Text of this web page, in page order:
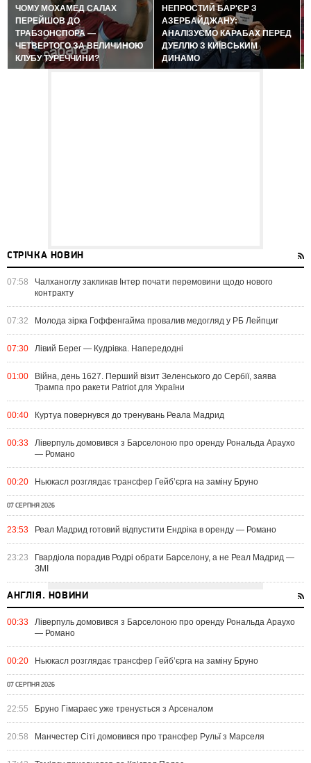
ЧОМУ МОХАМЕД САЛАХ
ПЕРЕЙШОВ ДО
ТРАБЗОНСПОРА —
ЧЕТВЕРТОГО ЗА ВЕЛИЧИНОЮ
КЛУБУ ТУРЕЧЧИНИ?
НЕПРОСТИЙ БАР'ЄР З
АЗЕРБАЙДЖАНУ:
АНАЛІЗУЄМО КАРАБАХ ПЕРЕД
ДУЕЛЛЮ З КИЇВСЬКИМ
ДИНАМО
СТРІЧКА НОВИН
07:58
Чалханоглу закликав Інтер почати перемовини щодо нового
контракту
07:32 Молода зірка Гоффенгайма провалив медогляд у РБ Лейпциг
07:30 Лівий Берег — Кудрівка. Напередодні
01:00
Війна, день 1627. Перший візит Зеленського до Сербії, заява
Трампа про ракети Patriot для України
00:40 Куртуа повернувся до тренувань Реала Мадрид
00:33
Ліверпуль домовився з Барселоною про оренду Рональда Араухо
— Романо
00:20 Ньюкасл розглядає трансфер Гейб’єрга на заміну Бруно
07 СЕРПНЯ 2026
23:53 Реал Мадрид готовий відпустити Ендріка в оренду — Романо
23:23
Гвардіола порадив Родрі обрати Барселону, а не Реал Мадрид —
ЗМІ
АНГЛІЯ. НОВИНИ
00:33
Ліверпуль домовився з Барселоною про оренду Рональда Араухо
— Романо
00:20 Ньюкасл розглядає трансфер Гейб’єрга на заміну Бруно
07 СЕРПНЯ 2026
22:55 Бруно Гімараес уже тренується з Арсеналом
20:58 Манчестер Сіті домовився про трансфер Рульї з Марселя